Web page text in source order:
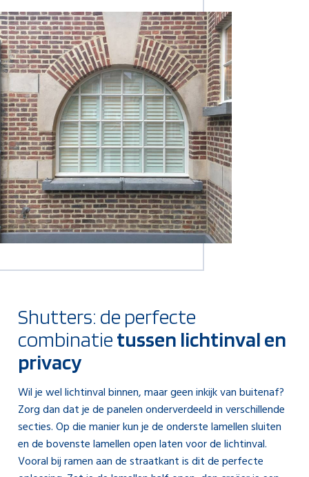
Shutters: de perfecte
combinatietussen lichtinval en
privacy
Wil je wel lichtinval binnen, maar geen inkijk van buitenaf?
Zorg dan dat je de panelen onderverdeeld in verschillende
secties. Op die manier kun je de onderste lamellen sluiten
en de bovenste lamellen open laten voor de lichtinval.
Vooral bij ramen aan de straatkant is dit de perfecte